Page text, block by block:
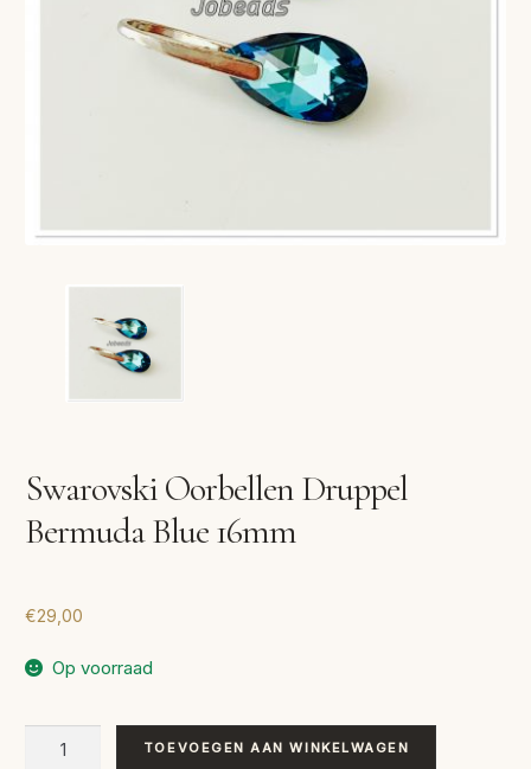
VERZENDKOSTEN
Swarovski Oorbellen Druppel
Bermuda Blue 16mm
€29,00
Op voorraad
Swarovski
TOEVOEGEN AAN WINKELWAGEN